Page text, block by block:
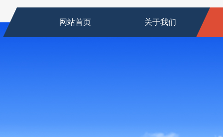
网站首页 关于我们